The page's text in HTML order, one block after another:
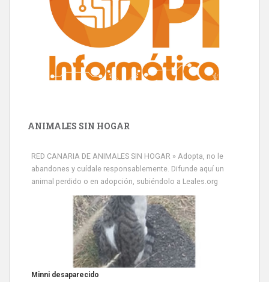
ANIMALES SIN HOGAR
RED CANARIA DE ANIMALES SIN HOGAR » Adopta, no le
abandones y cuídale responsablemente. Difunde aquí un
animal perdido o en adopción, subiéndolo a Leales.org
Minni desaparecido